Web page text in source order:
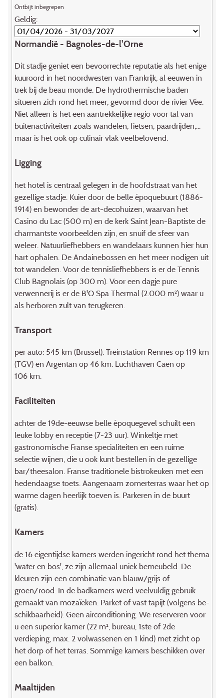
Ontbijt inbegrepen
Geldig:
Normandië - Bagnoles-de-l'Orne
Dit stadje geniet een bevoorrechte reputatie als het enige
kuuroord in het noordwesten van Frankrijk, al eeuwen in
trek bij de beau monde. De hydrothermische baden
situeren zich rond het meer, gevormd door de rivier Vée.
Niet alleen is het een aantrekkelijke regio voor tal van
buitenactiviteiten zoals wandelen, fietsen, paardrijden,...
maar is het ook op culinair vlak veelbelovend.
Ligging
het hotel is centraal gelegen in de hoofdstraat van het
gezellige stadje. Kuier door de belle époquebuurt (1886-
1914) en bewonder de art-decohuizen, waarvan het
Casino du Lac (500 m) en de kerk Saint Jean-Baptiste de
charmantste voorbeelden zijn, en snuif de sfeer van
weleer. Natuurliefhebbers en wandelaars kunnen hier hun
hart ophalen. De Andainebossen en het meer nodigen uit
tot wandelen. Voor de tennisliefhebbers is er de Tennis
Club Bagnolais (op 300 m). Voor een dagje pure
verwennerij is er de B'O Spa Thermal (2.000 m²) waar u
als herboren zult van terugkeren.
Transport
per auto: 545 km (Brussel). Treinstation Rennes op 119 km
(TGV) en Argentan op 46 km. Luchthaven Caen op
106 km.
Faciliteiten
achter de 19de-eeuwse belle époquegevel schuilt een
leuke lobby en receptie (7-23 uur). Winkeltje met
gastronomische Franse specialiteiten en een ruime
selectie wijnen, die u ook kunt bestellen in de gezellige
bar/thee­salon. Franse traditionele bistrokeuken met een
hedendaagse toets. Aangenaam zomerterras waar het op
warme dagen heerlijk toeven is. Parkeren in de buurt
(gratis).
Kamers
de 16 eigentijdse kamers werden ingericht rond het thema
'water en bos', ze zijn allemaal uniek bemeubeld. De
kleuren zijn een combinatie van blauw/grijs of
groen/rood. In de badkamers werd veelvuldig gebruik
gemaakt van mozaïeken. Parket of vast tapijt (volgens be­
schik­baarheid). Geen airconditioning. We reserveren voor
u een superior kamer (22 m², bureau, 1ste of 2de
verdieping, max. 2 volwassenen en 1 kind) met zicht op
het dorp of het terras. Sommige kamers beschikken over
een balkon.
Maaltijden